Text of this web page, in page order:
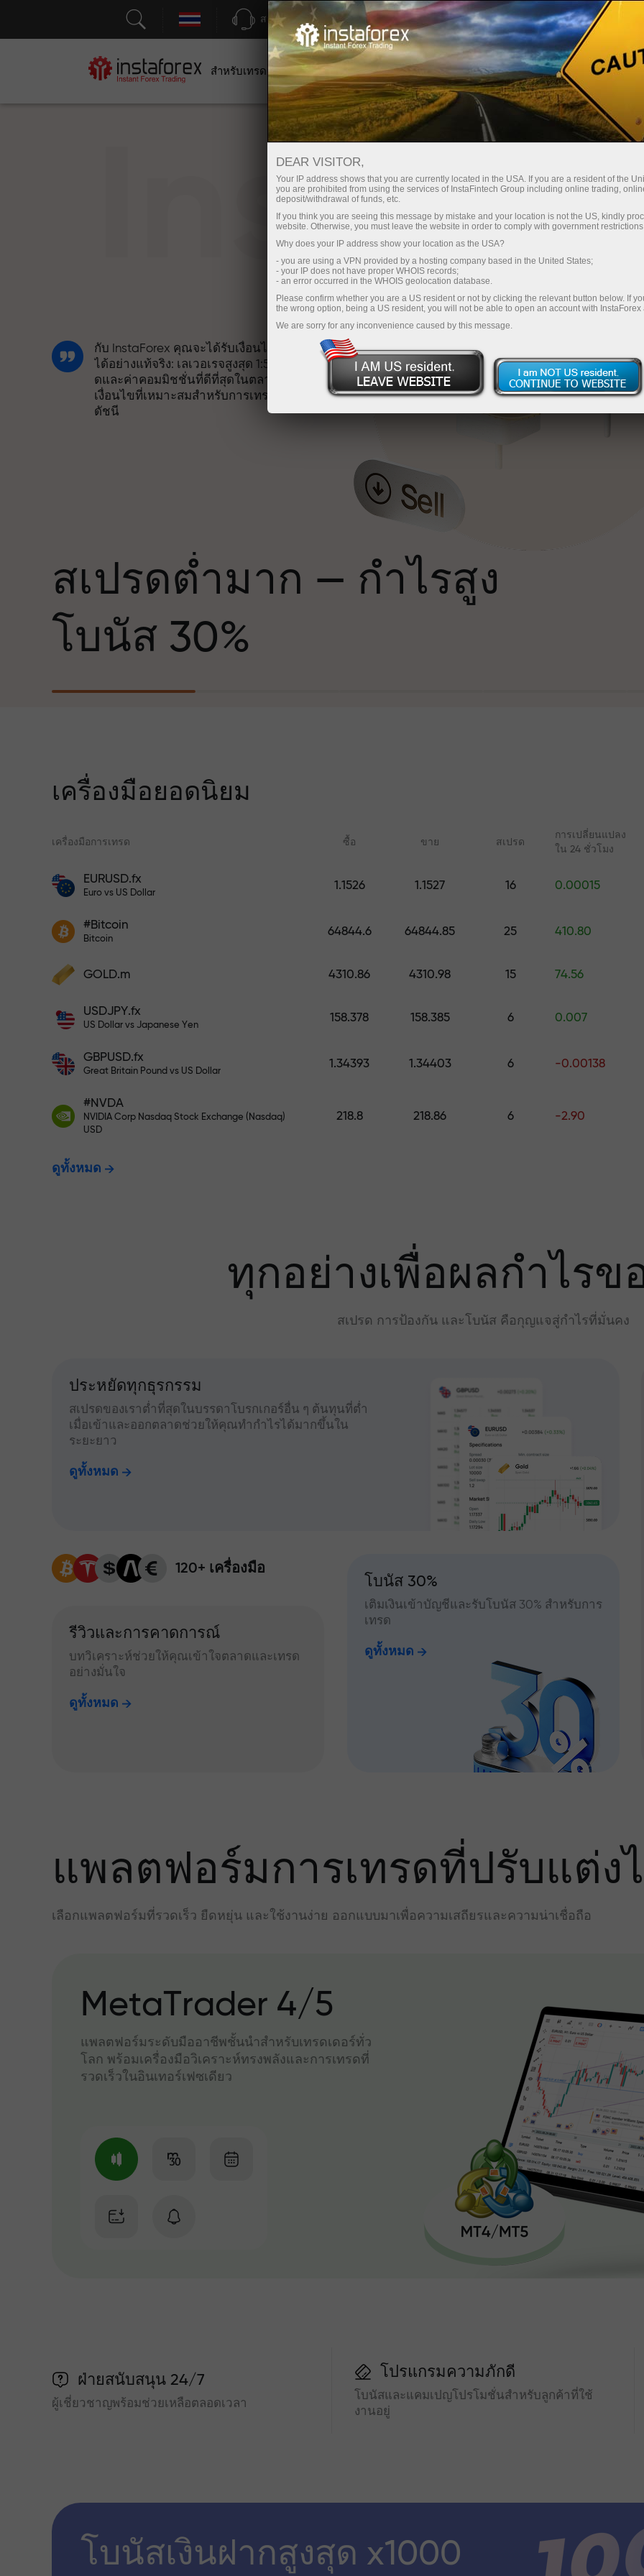
สนับสนุน เปิดบัญชีเทรดทันที แพลตฟอร์มการเทรด
สำหรับเทรดเดอร์ สำหรับผู้เริ่มต้นใหม่ สำหรับนักลงทุน สำหรับหุ้นส่วน แคม
กับ InstaForex คุณจะได้รับเงื่อนไขที่แข่งขัน
ได้อย่างแท้จริง: เลเวอเรจสูงสุด 1:5000 สเปร
ดและค่าคอมมิชชั่นที่ดีที่สุดในตลาด รวมถึง
เงื่อนไขที่เหมาะสมสำหรับการเทรดหุ้นและ
ดัชนี
เทรดมีคุณค่าเดียวกัน Aleš Loprais นำความ
มุ่งมั่นและวินัยเข้าสู่โลกของการเทรด ใน
ฐานะพันธมิตรที่สร้างแรงบันดาลใจให้ลูกค้า
ฝากเงิน
ขาดทุนและรับประกันกำไรเพิ่มสามเท่า
ภายใน 6 เดือน เทรดอย่างมั่นใจ — เงินทุน
เท่า X1000 ไม่ใช่การพิมพ์ผิด ยิ่งฝากมาก ตัว
คูณยิ่งสูง
สเปรดต่ำมาก — กำไรสูง
โบนัส 30%
สำหรับทุกการฝาก
ในการเทรดและบนทางหลวง
แจ็กพอตของขวัญส่วนตัวของคุ
ฝากเงินจำนวน $333 — เลือกของขวัญมูลค่าสูงสุด $1,500
เทรดแบบไร้ความเสี่ยง — เรารับ
ประกันกำไรของคุณ
โบนัสสูงสุด X1000 — ตัวคูณที่ใ
ที่สุดในตลาด
เครื่องมือยอดนิยม
เครื่องมือการเทรด ซื้อ ขาย สเปรด
การเปลี่ยนแปลง
ใน 24 ชั่วโมง
EURUSD.fx
Euro vs US Dollar
1.1526 1.1527 16 0.00015
#Bitcoin
Bitcoin
64844.6 64844.85 25 410.80
GOLD.m 4310.86 4310.98 15 74.56
USDJPY.fx
US Dollar vs Japanese Yen
158.378 158.385 6 0.007
GBPUSD.fx
Great Britain Pound vs US Dollar
1.34393 1.34403 6 -0.00138
#NVDA
NVIDIA Corp Nasdaq Stock Exchange (Nasdaq)
USD
218.8 218.86 6 -2.90
ดูทั้งหมด
โบนัสสำหรับเทรดเดอร์
คอร์สและเว็บบินาร์สำหรับทุก
Forex, คริปโต และฟิว
ทุกอย่างเพื่อผลกำไร
สเปรด การป้องกัน และโบนัส คือกุญแจสู่กำไรที่มั่นคง
ประหยัดทุกธุรกรรม
สเปรดของเราต่ำที่สุดในบรรดาโบรกเกอร์อื่น ๆ ต้นทุนที่ต่ำ
เมื่อเข้าและออกตลาดช่วยให้คุณทำกำไรได้มากขึ้นใน
ระยะยาว
ดูทั้งหมด
120+ เครื่องมือ
รีวิวและการคาดการณ์
บทวิเคราะห์ช่วยให้คุณเข้าใจตลาดและเทรด
อย่างมั่นใจ
ดูทั้งหมด
โบนัส 30%
เติมเงินเข้าบัญชีและรับโบนัส 30% สำหรับการ
เทรด
ดูทั้งหมด
แพลตฟอร์มการเทรดที่ปรับแต่ง
เลือกแพลตฟอร์มที่รวดเร็ว ยืดหยุ่น และใช้งานง่าย ออกแบบมาเพื่อความเสถียรและความน่าเชื่อถือ
MetaTrader 4/5
แพลตฟอร์มระดับมืออาชีพชั้นนำสำหรับเทรดเดอร์ทั่ว
โลก พร้อมเครื่องมือวิเคราะห์ทรงพลังและการเทรดที่
รวดเร็วในอินเทอร์เฟซเดียว
ฝ่ายสนับสนุน 24/7
ผู้เชี่ยวชาญพร้อมช่วยเหลือตลอดเวลา
โปรแกรมความภักดี
โบนัสและแคมเปญโปรโมชั่นสำหรับลูกค้าที่ใช้
งานอยู่
โบนัสเงินฝากสูงสุด x1000
DEAR VISITOR,
Your IP address shows that you are currently located in the USA. If you are a resident of the
you are prohibited from using the services of InstaFintech Group including online trading,
deposit/withdrawal of funds, etc.
If you think you are seeing this message by mistake and your location is not the US, kindly
website. Otherwise, you must leave the website in order to comply with government
Why does your IP address show your location as the USA?
- you are using a VPN provided by a hosting company based in the United States;
- your IP does not have proper WHOIS records;
- an error occurred in the WHOIS geolocation database.
Please confirm whether you are a US resident or not by clicking the relevant button below. If
the wrong option, being a US resident, you will not be able to open an account with InstaForex
We are sorry for any inconvenience caused by this message.